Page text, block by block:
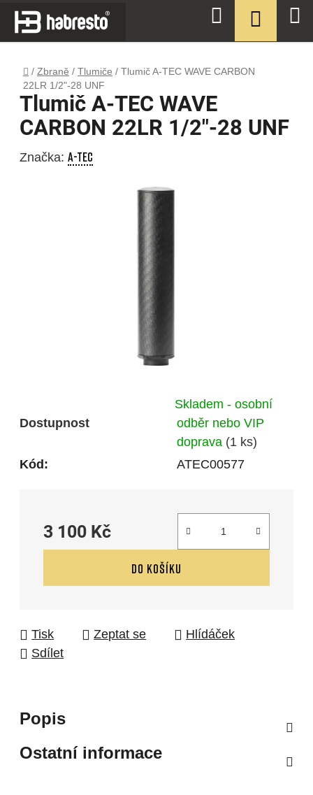
Přejít
obsah
Domů
/ Zbraně / Tlumiče / Tlumič A-TEC WAVE CARBON
22LR 1/2"-28 UNF
Dostupnost
Skladem - osobní
odběr nebo VIP
doprava (1 ks)
Kód:
ATEC00577
3 100 Kč
Měrná cena:
DO KOŠÍKU
Tisk Zeptat se
Hlídáček
Sdílet
Tlumič A-TEC WAVE
CARBON 22LR 1/2"-28 UNF
Značka:A-TEC
Popis
Ostatní informace